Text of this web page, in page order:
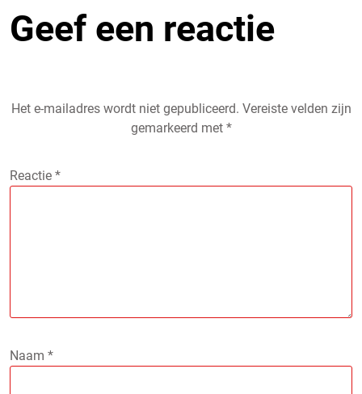
Geef een reactie
Het e-mailadres wordt niet gepubliceerd. Vereiste velden zijn
gemarkeerd met *
Reactie *
Naam *